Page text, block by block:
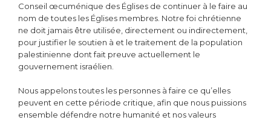
Conseil œcuménique des Églises de continuer à le faire au
nom de toutes les Églises membres. Notre foi chrétienne
ne doit jamais être utilisée, directement ou indirectement,
pour justifier le soutien à et le traitement de la population
palestinienne dont fait preuve actuellement le
gouvernement israélien.
Nous appelons toutes les personnes à faire ce qu’elles
peuvent en cette période critique, afin que nous puissions
ensemble défendre notre humanité et nos valeurs